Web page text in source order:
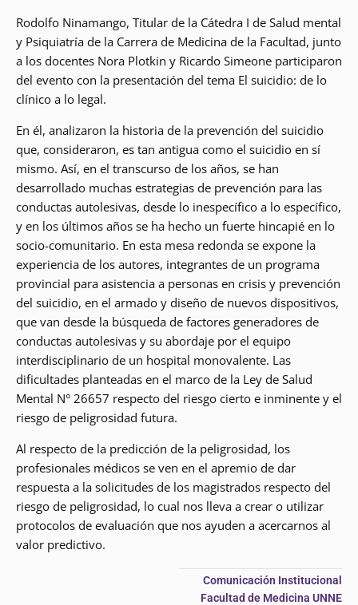
Rodolfo Ninamango, Titular de la Cátedra I de Salud mental
y Psiquiatría de la Carrera de Medicina de la Facultad, junto
a los docentes Nora Plotkin y Ricardo Simeone participaron
del evento con la presentación del tema El suicidio: de lo
clínico a lo legal.
En él, analizaron la historia de la prevención del suicidio
que, consideraron, es tan antigua como el suicidio en sí
mismo. Así, en el transcurso de los años, se han
desarrollado muchas estrategias de prevención para las
conductas autolesivas, desde lo inespecífico a lo específico,
y en los últimos años se ha hecho un fuerte hincapié en lo
socio-comunitario. En esta mesa redonda se expone la
experiencia de los autores, integrantes de un programa
provincial para asistencia a personas en crisis y prevención
del suicidio, en el armado y diseño de nuevos dispositivos,
que van desde la búsqueda de factores generadores de
conductas autolesivas y su abordaje por el equipo
interdisciplinario de un hospital monovalente. Las
dificultades planteadas en el marco de la Ley de Salud
Mental N° 26657 respecto del riesgo cierto e inminente y el
riesgo de peligrosidad futura.
Al respecto de la predicción de la peligrosidad, los
profesionales médicos se ven en el apremio de dar
respuesta a la solicitudes de los magistrados respecto del
riesgo de peligrosidad, lo cual nos lleva a crear o utilizar
protocolos de evaluación que nos ayuden a acercarnos al
valor predictivo.
Comunicación Institucional
Facultad de Medicina UNNE